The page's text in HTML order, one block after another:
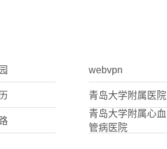
webvpn
青岛大学附属医院
青岛大学附属心血
管病医院